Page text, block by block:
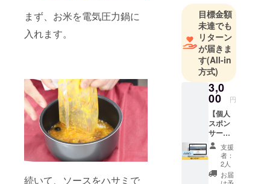
まず、お米を電気圧力鍋に
入れます。
続いて、ソースをハサミで
中心にス
イーツ、パ
ンの販売を
展開してお
りました
が、コロナ
禍でお家需
要が増え、
その中で何
か役に立つ
商品ができ
ないかを開
発してきま
した。
目標金額
未達でも
リターン
が届きま
す(All-in
方式)
3,0
00 円
【個人
スポン
サー】
株式会
社
Connec
tionの個
人スポ
支援
者：
2人
お届